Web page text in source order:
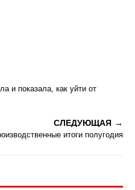
и показала, как уйти от
СЛЕДУЮЩАЯ
итоги полугодия